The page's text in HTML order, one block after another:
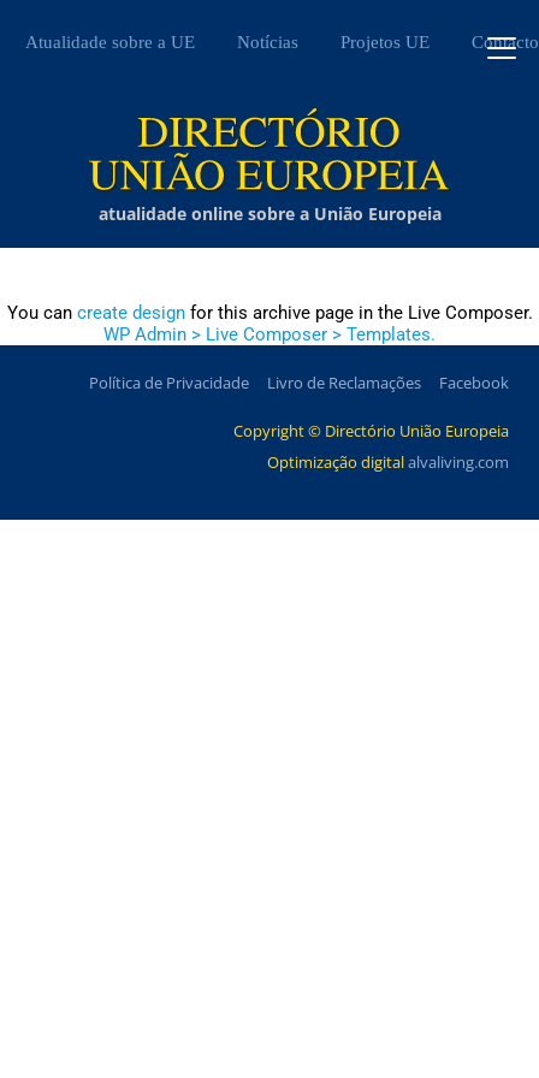
Atualidade sobre a UE Notícias Projetos UE Contacto
atualidade online sobre a União Europeia
You can create designfor this archive page in the Live Composer.
WP Admin > Live Composer > Templates.
Política de Privacidade Livro de Reclamações Facebook
Copyright © Directório União Europeia
Optimização digitalalvaliving.com